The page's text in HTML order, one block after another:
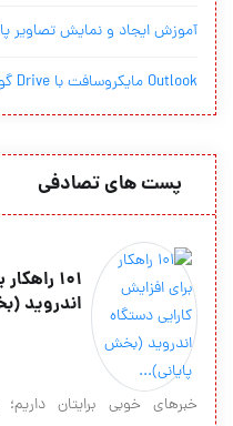
آموزش ایجاد و نمایش تصاویر
Outlook مایکروسافت با Drive گوگل سازگ...
پست های تصادفی
101
اندروید